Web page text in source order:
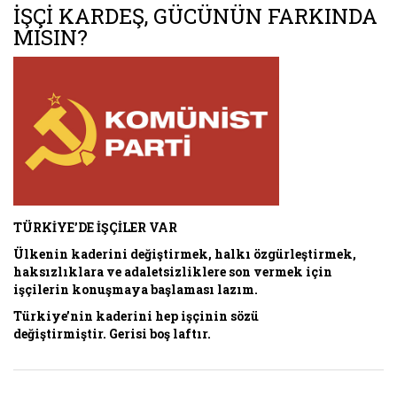
İŞÇİ KARDEŞ, GÜCÜNÜN FARKINDA
MISIN?
TÜRKİYE’DE İŞÇİLER VAR
Ülkenin kaderini değiştirmek, halkı özgürleştirmek,
haksızlıklara ve adaletsizliklere son vermek için
işçilerin konuşmaya başlaması lazım.
Türkiye’nin kaderini hep işçinin sözü
değiştirmiştir. Gerisi boş laftır.